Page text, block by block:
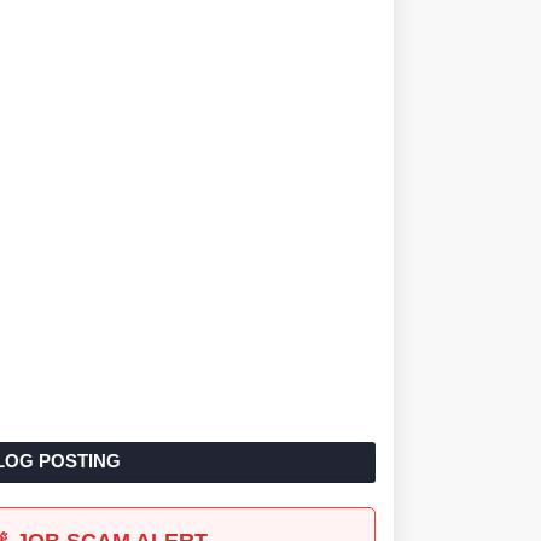
POSTING